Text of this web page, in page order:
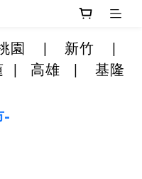
園 | 新竹 |
| 高雄 | 基隆
-